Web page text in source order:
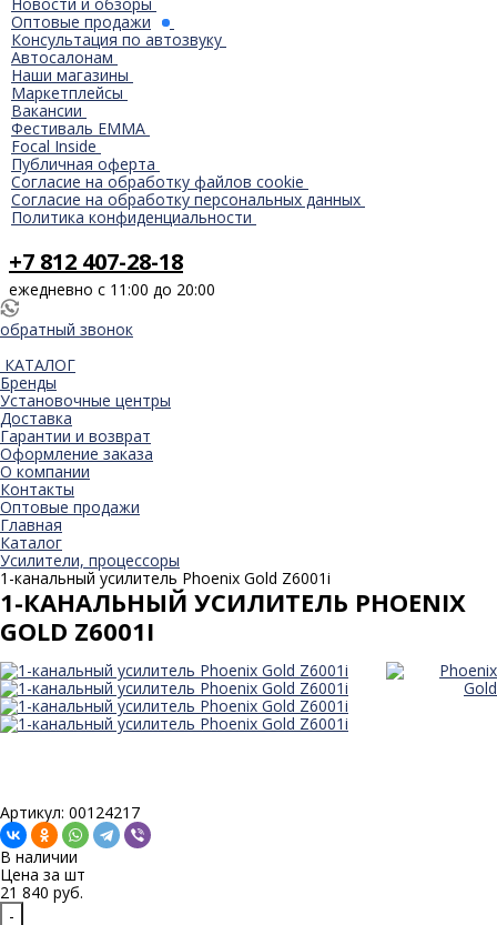
Оптовые продажи
Консультация по автозвуку
Автосалонам
Наши магазины
Маркетплейсы
Вакансии
Фестиваль EMMA
Focal Inside
Публичная оферта
Согласие на обработку файлов cookie
Согласие на обработку персональных данных
Политика конфиденциальности
+7 812 407-28-18
ежедневно с 11:00 до 20:00
обратный звонок
КАТАЛОГ
Бренды
Установочные центры
Доставка
Гарантии и возврат
Оформление заказа
О компании
Контакты
Оптовые продажи
Главная
Каталог
Усилители, процессоры
1-канальный усилитель Phoenix Gold Z6001i
1-КАНАЛЬНЫЙ УСИЛИТЕЛЬ PHOENIX
GOLD Z6001I
Артикул: 00124217
В наличии
Цена за шт
21 840 руб.
-